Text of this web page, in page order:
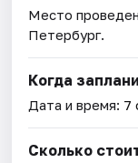
Место
Петербург.
Когда
Дата и время: 7
Сколько